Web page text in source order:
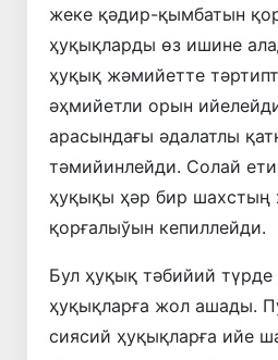
жеке қәдир-қымбатын
ҳуқықларды өз ишине
ҳуқық жәмийетте
әҳмийетли орын
арасындағы әдалатлы
тәмийинлейди. Солай
ҳуқықы ҳәр бир шахстың
қорғалыўын кепиллейди.
Бул ҳуқық тәбийий түрде
ҳуқықларға жол ашады.
сиясий ҳуқықларға ийе